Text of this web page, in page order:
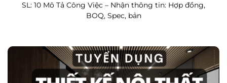
SL: 10 Mô Tả Công Việc – Nhận thông tin: Hợp đồng,
BOQ, Spec, bản